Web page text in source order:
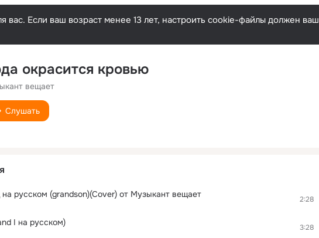
Если ваш возраст менее 13 лет, настроить cookie-файлы должен ваш
окрасится кровью
вещает
Слушать
русском (grandson)(Сover) от Музыкант вещает 2:28
I на русском) 3:28